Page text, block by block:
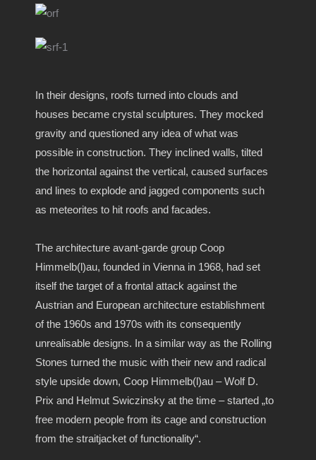
In their designs, roofs turned into clouds and
houses became crystal sculptures. They mocked
gravity and questioned any idea of what was
possible in construction. They inclined walls, tilted
the horizontal against the vertical, caused surfaces
and lines to explode and jagged components such
as meteorites to hit roofs and facades.
The architecture avant-garde group Coop
Himmelb(l)au, founded in Vienna in 1968, had set
itself the target of a frontal attack against the
Austrian and European architecture establishment
of the 1960s and 1970s with its consequently
unrealisable designs. In a similar way as the Rolling
Stones turned the music with their new and radical
style upside down, Coop Himmelb(l)au – Wolf D.
Prix and Helmut Swiczinsky at the time – started „to
free modern people from its cage and construction
from the straitjacket of functionality“.